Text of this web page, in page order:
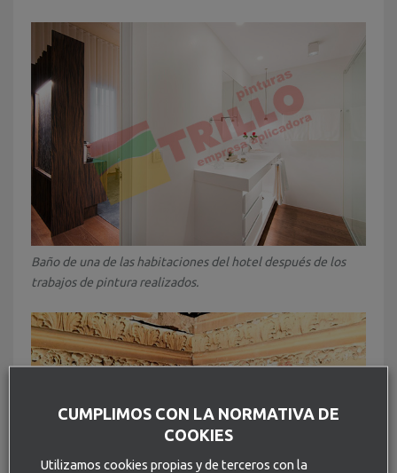
Baño de una de las habitaciones del hotel después de los
trabajos de pintura realizados.
CUMPLIMOS CON LA NORMATIVA DE
COOKIES
Utilizamos cookies propias y de terceros con la